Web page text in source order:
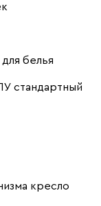
белья
стандартный
кресло